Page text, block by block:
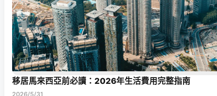
移居馬來西亞前必讀：2026年生活費用完整指南
2026/5/31